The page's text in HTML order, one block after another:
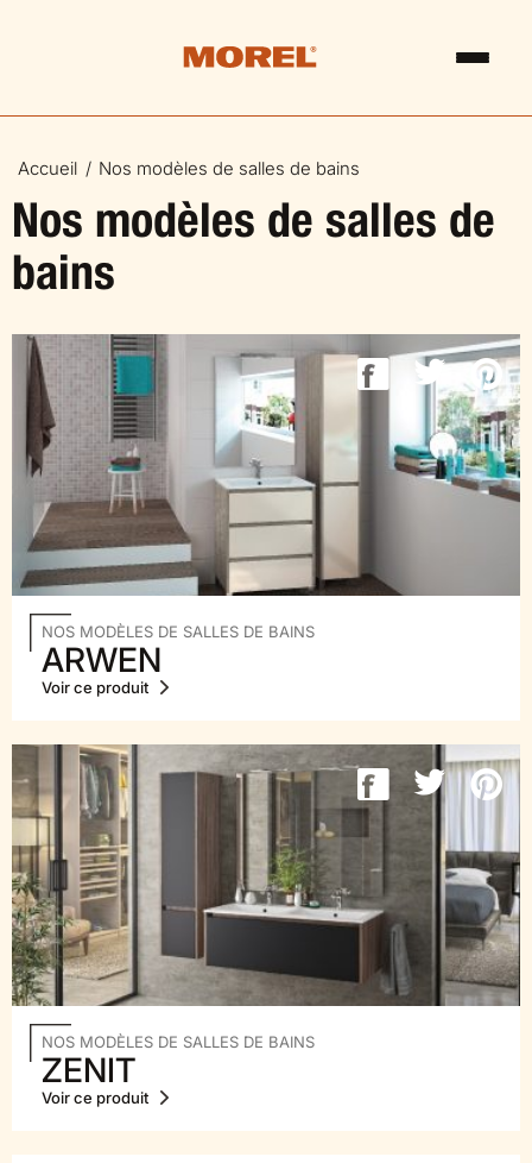
Accueil Nos modèles de salles de bains
Nos modèles de salles de
bains
NOS MODÈLES DE SALLES DE BAINS
ARWEN
Voir ce produit
NOS MODÈLES DE SALLES DE BAINS
ZENIT
Voir ce produit